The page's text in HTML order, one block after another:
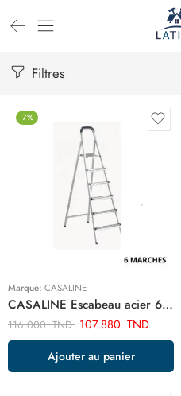
Filtres
-7%
Marque: CASALINE
CASALINE Escabeau acier 6 marches ART03008
116.000TND 107.880 TND
Ajouter au panier